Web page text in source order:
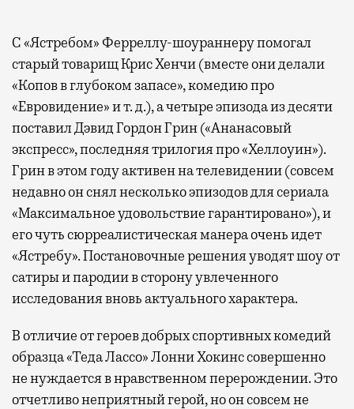
С «Ястребом» Ферреллу-шоураннеру помогал
старый товарищ Крис Хенчи (вместе они делали
«Копов в глубоком запасе», комедию про
«Евровидение» и т. д.), а четыре эпизода из десяти
поставил Дэвид Гордон Грин («Ананасовый
экспресс», последняя трилогия про «Хеллоуин»).
Грин в этом году активен на телевидении (совсем
недавно он снял несколько эпизодов для сериала
«Максимальное удовольствие гарантировано»), и
его чуть сюрреалистическая манера очень идет
«Ястребу». Постановочные решения уводят шоу от
сатиры и пародии в сторону увлеченного
исследования вновь актуального характера.
В отличие от героев добрых спортивных комедий
образца «Теда Лассо» Лонни Хокинс совершенно
не нуждается в нравственном перерождении. Это
отчетливо неприятный герой, но он совсем не